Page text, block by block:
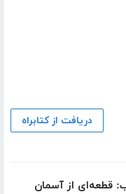
دریافت از کتابراه
قطعه‌ای از آسمان